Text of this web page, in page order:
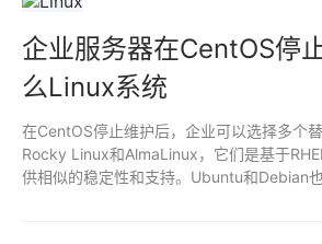
企业服务器在CentOS停
么Linux系统
在CentOS停止维护后，企业可以选择多个
Rocky Linux和AlmaLinux，它们是基于
供相似的稳定性和支持。Ubuntu和Debian